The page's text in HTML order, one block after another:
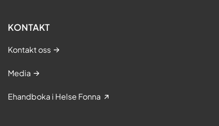
KONTAKT
Kontakt oss
Media
Ehandboka i Helse Fonna